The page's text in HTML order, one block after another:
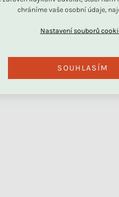
chráníme vaše osobní údaje,
SOUHLASÍM
Shoptet
ESSOX